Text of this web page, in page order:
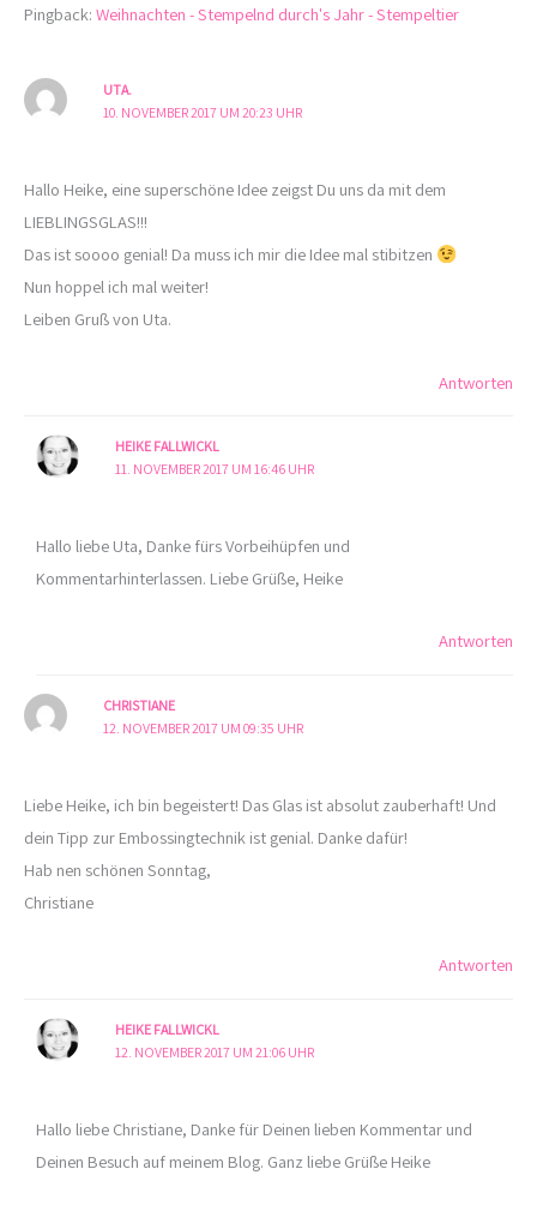
Pingback: Weihnachten - Stempelnd durch's Jahr - Stempeltier
UTA.
10. NOVEMBER 2017 UM 20:23 UHR
Hallo Heike, eine superschöne Idee zeigst Du uns da mit dem
LIEBLINGSGLAS!!!
Das ist soooo genial! Da muss ich mir die Idee mal stibitzen
Nun hoppel ich mal weiter!
Leiben Gruß von Uta.
Antworten
HEIKE FALLWICKL
11. NOVEMBER 2017 UM 16:46 UHR
Hallo liebe Uta, Danke fürs Vorbeihüpfen und
Kommentarhinterlassen. Liebe Grüße, Heike
Antworten
CHRISTIANE
12. NOVEMBER 2017 UM 09:35 UHR
Liebe Heike, ich bin begeistert! Das Glas ist absolut zauberhaft! Und
dein Tipp zur Embossingtechnik ist genial. Danke dafür!
Hab nen schönen Sonntag,
Christiane
Antworten
HEIKE FALLWICKL
12. NOVEMBER 2017 UM 21:06 UHR
Hallo liebe Christiane, Danke für Deinen lieben Kommentar und
Deinen Besuch auf meinem Blog. Ganz liebe Grüße Heike